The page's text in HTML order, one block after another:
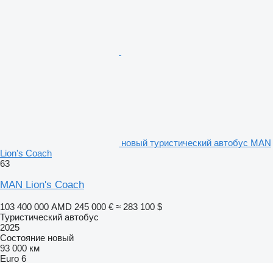
новый туристический автобус MAN
Lion's Coach
63
MAN Lion's Coach
103 400 000 AMD 245 000 € ≈ 283 100 $
Туристический автобус
2025
Состояние новый
93 000 км
Euro 6